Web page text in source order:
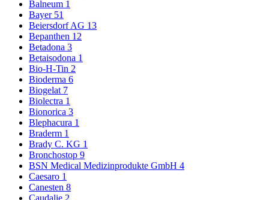
Balneum 1
Bayer 51
Beiersdorf AG 13
Bepanthen 12
Betadona 3
Betaisodona 1
Bio-H-Tin 2
Bioderma 6
Biogelat 7
Biolectra 1
Bionorica 3
Blephacura 1
Braderm 1
Brady C. KG 1
Bronchostop 9
BSN Medical Medizinprodukte GmbH 4
Caesaro 1
Canesten 8